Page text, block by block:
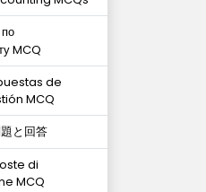
MCQ
de
MCQ
と回答
di
MCQ